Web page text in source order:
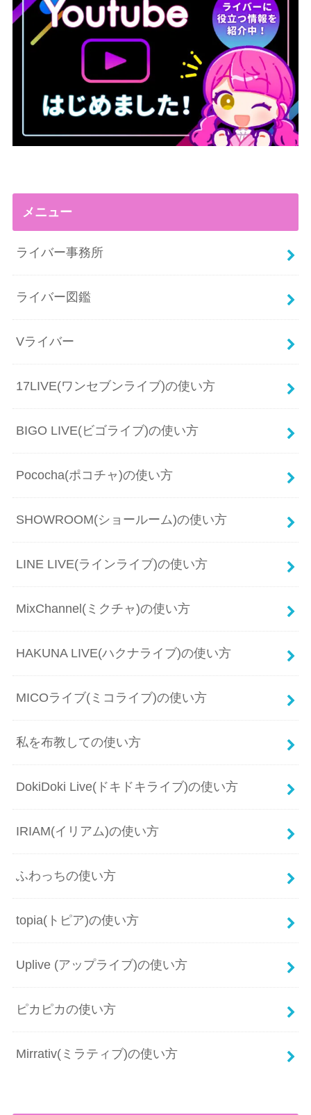
メニュー
ライバー事務所
ライバー図鑑
Vライバー
17LIVE(ワンセブンライブ)の使い方
BIGO LIVE(ビゴライブ)の使い方
Pococha(ポコチャ)の使い方
SHOWROOM(ショールーム)の使い方
LINE LIVE(ラインライブ)の使い方
MixChannel(ミクチャ)の使い方
HAKUNA LIVE(ハクナライブ)の使い方
MICOライブ(ミコライブ)の使い方
私を布教しての使い方
DokiDoki Live(ドキドキライブ)の使い方
IRIAM(イリアム)の使い方
ふわっちの使い方
topia(トピア)の使い方
Uplive (アップライブ)の使い方
ピカピカの使い方
Mirrativ(ミラティブ)の使い方